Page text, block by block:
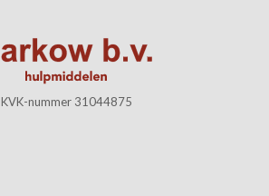
KVK-nummer 31044875